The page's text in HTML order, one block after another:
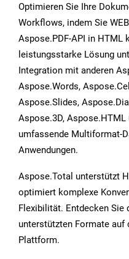
Optimieren Sie Ihre
Workflows, indem Sie
Aspose.PDF-API in HTML
leistungsstarke Lösung
Integration mit anderen
Aspose.Words,
Aspose.Slides,
Aspose.3D,
umfassende Multiformat-
Anwendungen.
Aspose.Total unterstützt
optimiert komplexe
Flexibilität. Entdecken
unterstützten Formate auf
Plattform.